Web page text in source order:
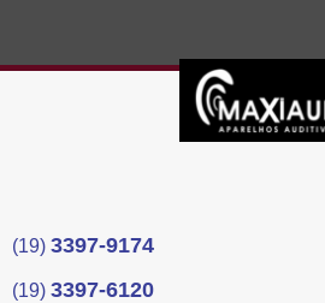
(19) 3397-9174
(19) 3397-6120